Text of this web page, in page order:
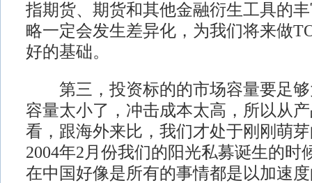
指期货、期货和其他金融衍生工具的
略一定会发生差异化，为我们将来做
好的基础。
第三，投资标的的市场容量要足够
容量太小了，冲击成本太高，所以从
看，跟海外来比，我们才处于刚刚萌
2004年2月份我们的阳光私募诞生的时
在中国好像是所有的事情都是以加速